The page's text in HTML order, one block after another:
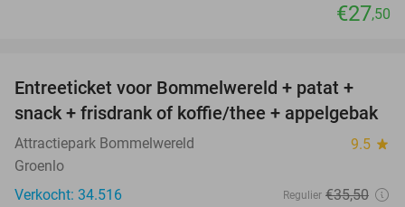
€27,50
23%
Entreeticket voor Bommelwereld + patat +
snack + frisdrank of koffie/thee + appelgebak
Attractiepark Bommelwereld 9.5 star
Groenlo
Verkocht: 34.516
Regulier €35,50